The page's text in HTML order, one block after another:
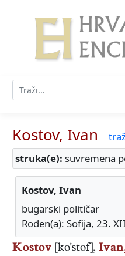
Kostov, Ivan
struka(e): suvremena
Kostov, Ivan
bugarski političar
Rođen(a): Sofija, 23.
Kostov [ko'stof],